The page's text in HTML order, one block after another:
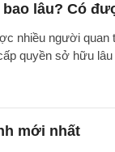
lâu? Có
nhiều người quan
quyền sở hữu
mới nhất